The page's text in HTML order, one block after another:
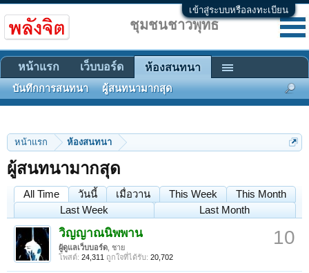
เข้าสู่ระบบหรือลงทะเบียน
หน้าแรก ห้องสนทนา
ผู้สนทนามากสุด
All Time วันนี้ เมื่อวาน This Week
This Month
Last Week
Last Month
10
วิญญาณนิพพาน
ผู้ดูแลเว็บบอร์ด , ชาย
โพสต์: 24,311 ถูกใจที่ได้รับ: 20,702
ชุมชนชาวพุทธ
หน้าแรก เว็บบอร์ด ห้องสนทนา
บันทึกการสนทนา ผู้สนทนามากสุด